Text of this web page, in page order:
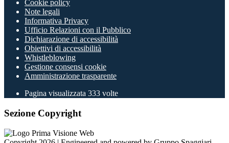
Cookie policy
Note legali
Informativa Privacy
Ufficio Relazioni con il Pubblico
Dichiarazione di accessibilità
Obiettivi di accessibilità
Whistleblowing
Gestione consensi cookie
Amministrazione trasparente
Pagina visualizzata 333 volte
Sezione Copyright